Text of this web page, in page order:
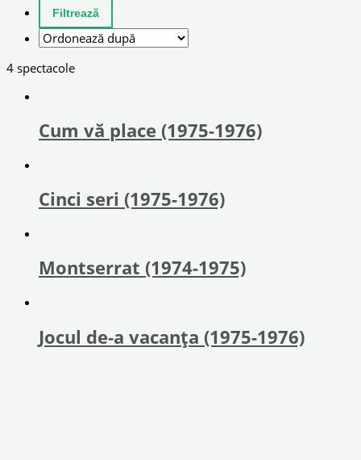
4 spectacole
Cum vă place (1975-1976)
Cinci seri (1975-1976)
Montserrat (1974-1975)
Jocul de-a vacanța (1975-1976)